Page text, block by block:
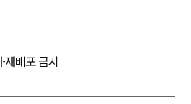
배포 금지